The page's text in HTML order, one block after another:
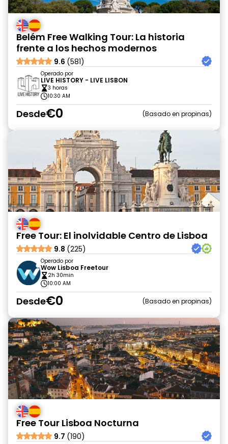
Belém Free Walking Tour: La historia
frente a los hechos modernos
9.6 (581)
Operado por
LIVE HISTORY - LIVE LISBON
3 horas
10:30 AM
Desde€0 Basado en propinas
Free Tour: El inolvidable Centro de Lisboa
9.8 (225)
Operado por
Wow Lisboa Freetour
2h 30min
10:00 AM
Desde€0 Basado en propinas
Free Tour Lisboa Nocturna
9.7 (190)